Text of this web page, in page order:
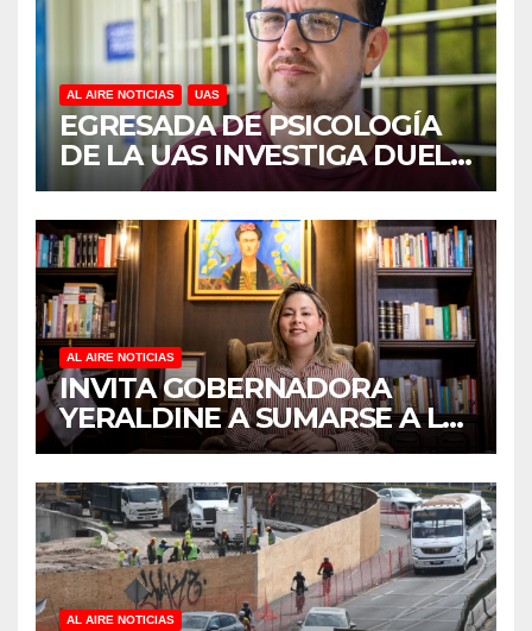
AL AIRE NOTICIAS UAS
EGRESADA DE PSICOLOGÍA
DE LA UAS INVESTIGA DUELO
ANTICIPADO Y SOBRECARGA
EN CUIDADORES DE
ADULTOS MAYORES
AL AIRE NOTICIAS
INVITA GOBERNADORA
YERALDINE A SUMARSE A LA
JORNADA NACIONAL DE
REFORESTACIÓN;
PLANTARÁN 6.6 MILLONES
DE ÁRBOLES
AL AIRE NOTICIAS